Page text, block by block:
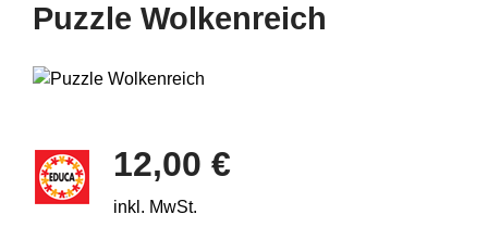
Puzzle Wolkenreich
12,00 €
inkl. MwSt.